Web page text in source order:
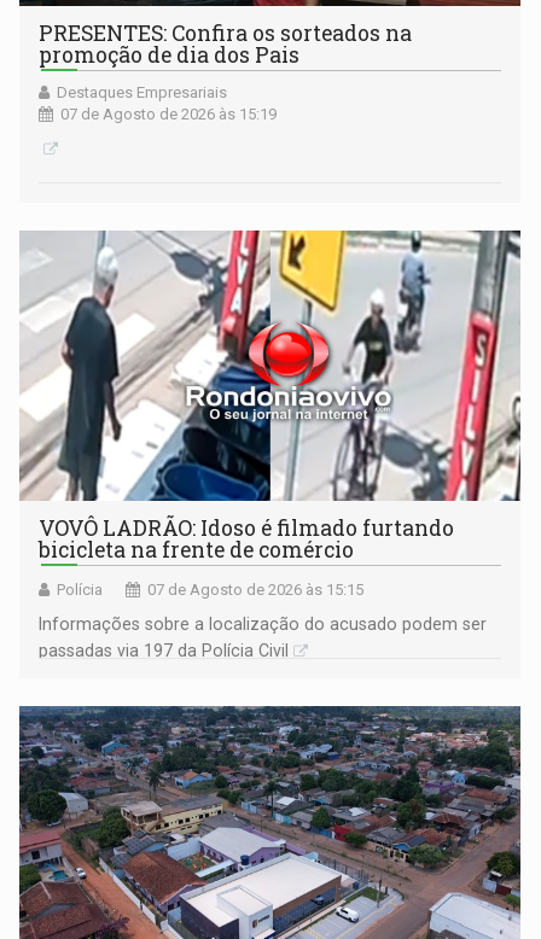
PRESENTES: Confira os sorteados na
promoção de dia dos Pais
Destaques Empresariais
07 de Agosto de 2026 às 15:19
VOVÔ LADRÃO: Idoso é filmado furtando
bicicleta na frente de comércio
Polícia 07 de Agosto de 2026 às 15:15
Informações sobre a localização do acusado podem ser
passadas via 197 da Polícia Civil